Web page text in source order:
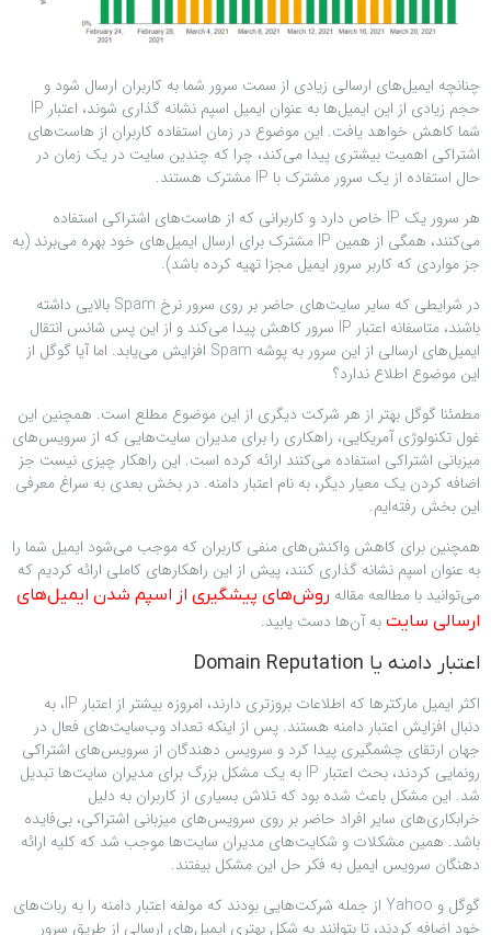
چنانچه ايميل‌های ارسالی زیادی از سمت سرور شما به کاربران ارسال شود و
حجم زیادی از این ایمیل‌ها به عنوان ایمیل اسپم نشانه گذاری شوند، اعتبار IP
شما کاهش خواهد یافت. این موضوع در زمان استفاده کاربران از هاست‌های
اشتراکی اهمیت بیشتری پیدا می‌کند، چرا که چندین سایت در یک زمان در
حال استفاده از یک سرور مشترک با IP مشترک هستند.
هر سرور یک IP خاص دارد و کاربرانی که از هاست‌های اشتراکی استفاده
می‌کنند، همگی از همین IP مشترک برای ارسال ايميل‌های خود بهره می‌برند (به
جز مواردی که کاربر سرور ایمیل مجزا تهیه کرده باشد).
در شرایطی که سایر سایت‌های حاضر بر روی سرور نرخ Spam بالایی داشته
باشند، متاسفانه اعتبار IP سرور کاهش پیدا می‌کند و از این پس شانس انتقال
ايميل‌های ارسالی از این سرور به پوشه Spam افزایش می‌یابد. اما آیا گوگل از
این موضوع اطلاع ندارد؟
مطمئنا گوگل بهتر از هر شرکت دیگری از این موضوع مطلع است. همچنین این
غول تکنولوژی آمریکایی، راهکاری را برای مدیران سایت‌هایی که از سرویس‌های
میزبانی اشتراکی استفاده می‌کنند ارائه کرده است. این راهکار چیزی نیست جز
اضافه کردن یک معیار دیگر، به نام اعتبار دامنه. در بخش بعدی به سراغ معرفی
این بخش رفته‌ایم.
همچنین برای کاهش واکنش‌های منفی کاربران که موجب می‌شود ایمیل شما را
به عنوان اسپم نشانه‌ گذاری کنند، پیش از این راهکارهای کاملی ارائه کردیم که
می‌توانید با مطالعه مقاله روش‌های پیشگیری از اسپم شدن ايميل‌های
ارسالی سایت به آن‌ها دست یابید.
اعتبار دامنه یا Domain Reputation
اکثر ایمیل مارکترها که اطلاعات بروزتری دارند، امروزه بیشتر از اعتبار IP، به
دنبال افزایش اعتبار دامنه هستند. پس از اینکه تعداد وب‌سایت‌های فعال در
جهان ارتقای چشمگیری پیدا کرد و سرویس دهندگان از سرویس‌های اشتراکی
رونمایی کردند، بحث اعتبار IP به یک مشکل بزرگ برای مدیران سایت‌ها تبدیل
شد. این مشکل باعث شده بود که تلاش بسیاری از کاربران به دلیل
خرابکاری‌های سایر افراد حاضر بر روی سرویس‌های میزبانی اشتراکی، بی‌فایده
باشد. همین مشکلات و شکایت‌های مدیران سایت‌ها موجب شد که کلیه ارائه
دهنگان سرویس ایمیل به فکر حل این مشکل بیفتند.
گوگل و Yahoo از جمله شرکت‌هایی بودند که مولفه اعتبار دامنه را به ربات‌های
خود اضافه کردند، تا بتوانند به شکل بهتری ایمیل‌های ارسالی از طریق سرور